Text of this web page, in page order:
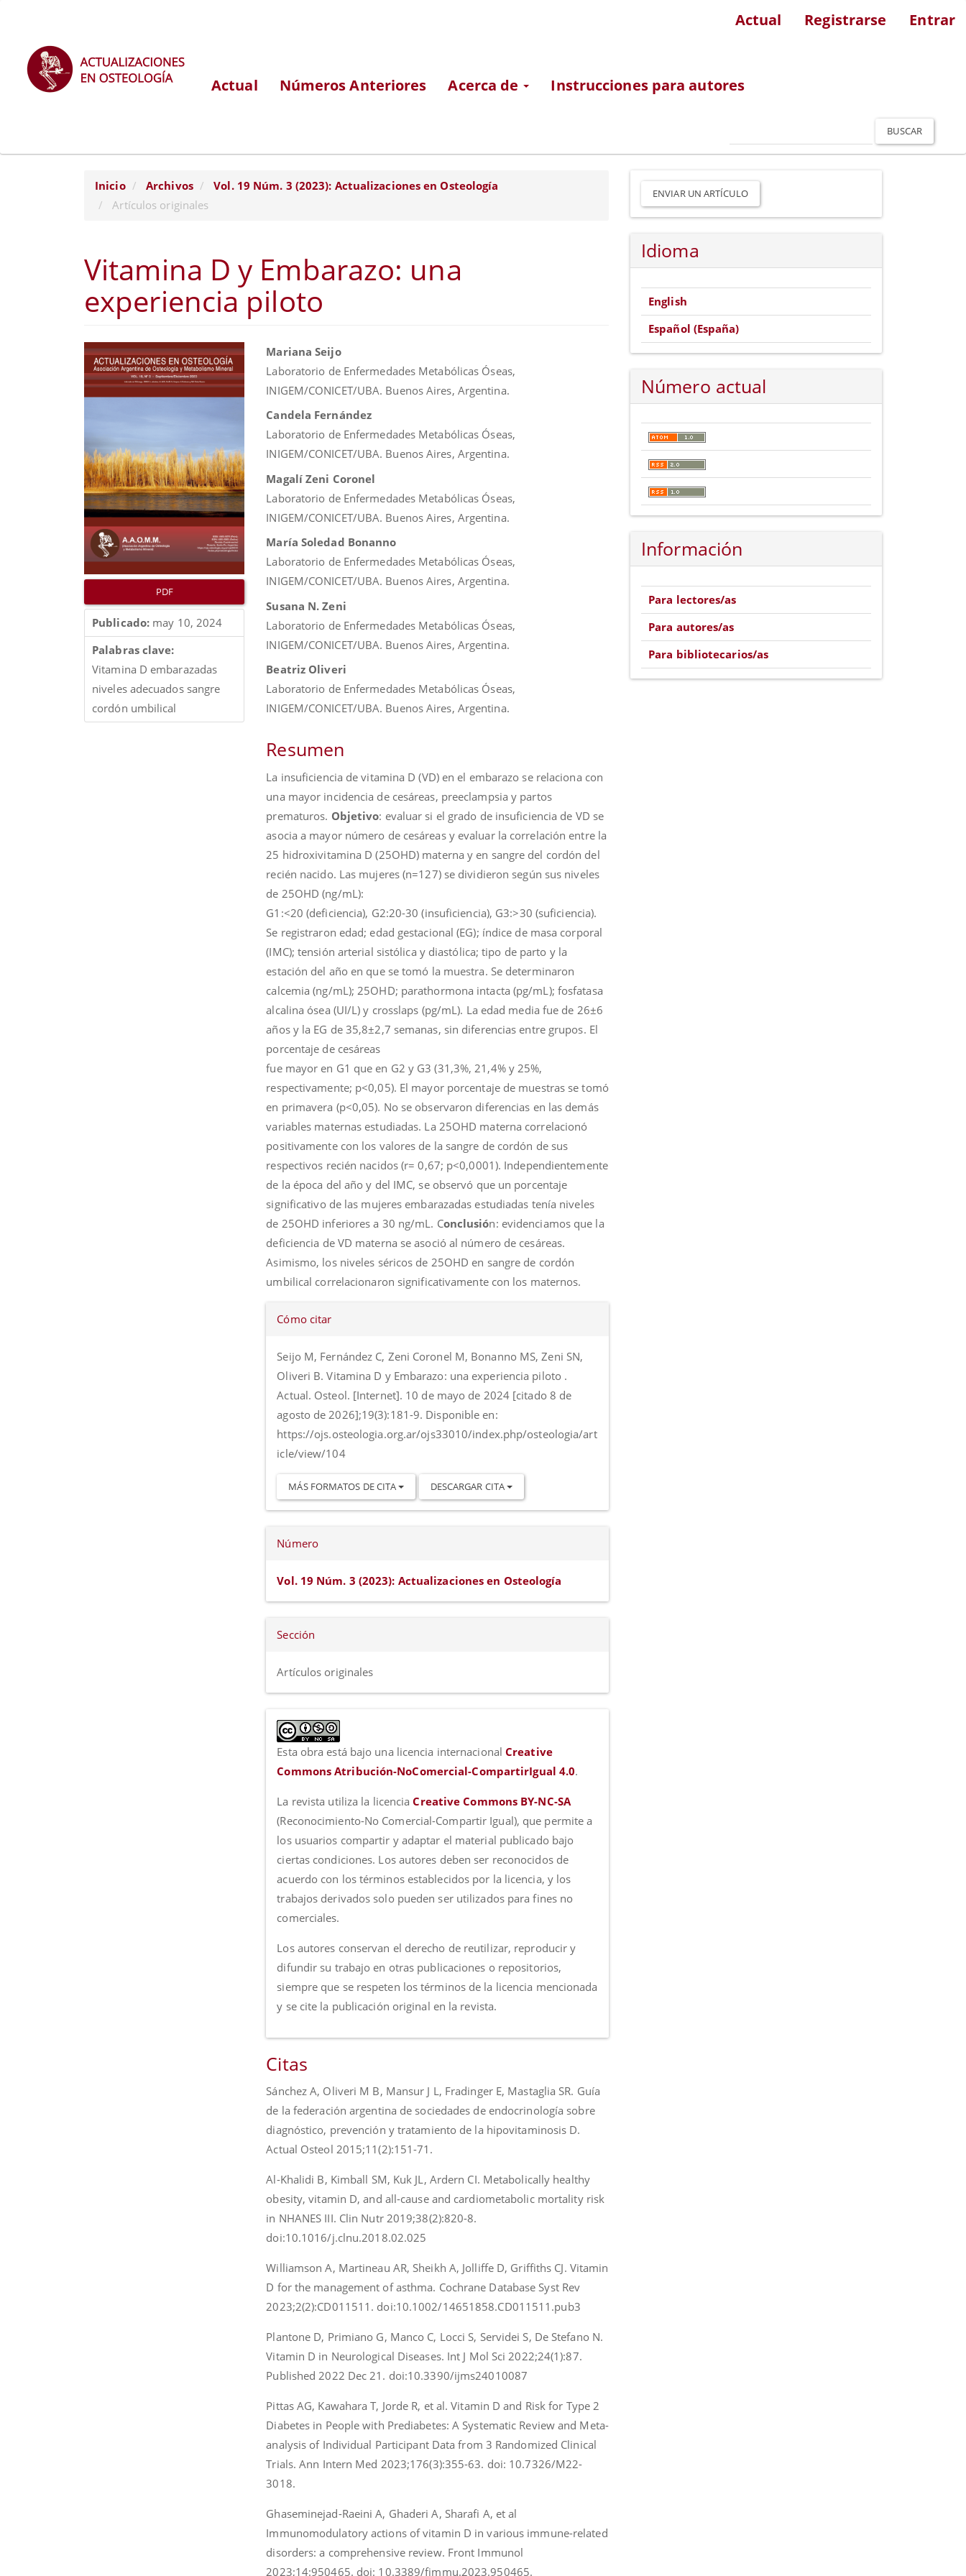
Contenido
principal
Barra
Actual Registrarse Entrar
Actual Números Anteriores Acerca de Instrucciones para autores
BUSCAR
Inicio Archivos
Vol. 19 Núm. 3 (2023): Actualizaciones en Osteología
Artículos originales
Vitamina D y Embarazo: una
experiencia piloto
Barra
lateral
del
PDF
Publicado: may 10, 2024
Palabras clave:
Vitamina D embarazadas
niveles adecuados sangre
cordón umbilical
Contenido
principal
del
artículo
Mariana Seijo
Laboratorio de Enfermedades Metabólicas Óseas,
INIGEM/CONICET/UBA. Buenos Aires, Argentina.
Candela Fernández
Laboratorio de Enfermedades Metabólicas Óseas,
INIGEM/CONICET/UBA. Buenos Aires, Argentina.
Magalí Zeni Coronel
Laboratorio de Enfermedades Metabólicas Óseas,
INIGEM/CONICET/UBA. Buenos Aires, Argentina.
María Soledad Bonanno
Laboratorio de Enfermedades Metabólicas Óseas,
INIGEM/CONICET/UBA. Buenos Aires, Argentina.
Susana N. Zeni
Laboratorio de Enfermedades Metabólicas Óseas,
INIGEM/CONICET/UBA. Buenos Aires, Argentina.
Beatriz Oliveri
Laboratorio de Enfermedades Metabólicas Óseas,
INIGEM/CONICET/UBA. Buenos Aires, Argentina.
Resumen
La insuficiencia de vitamina D (VD) en el embarazo se relaciona con
una mayor incidencia de cesáreas, preeclampsia y partos
prematuros. Objetivo: evaluar si el grado de insuficiencia de VD se
asocia a mayor número de cesáreas y evaluar la correlación entre la
25 hidroxivitamina D (25OHD) materna y en sangre del cordón del
recién nacido. Las mujeres (n=127) se dividieron según sus niveles
de 25OHD (ng/mL):
G1:<20 (deficiencia), G2:20-30 (insuficiencia), G3:>30 (suficiencia).
Se registraron edad; edad gestacional (EG); índice de masa corporal
(IMC); tensión arterial sistólica y diastólica; tipo de parto y la
estación del año en que se tomó la muestra. Se determinaron
calcemia (ng/mL); 25OHD; parathormona intacta (pg/mL); fosfatasa
alcalina ósea (UI/L) y crosslaps (pg/mL). La edad media fue de 26±6
años y la EG de 35,8±2,7 semanas, sin diferencias entre grupos. El
porcentaje de cesáreas
fue mayor en G1 que en G2 y G3 (31,3%, 21,4% y 25%,
respectivamente; p<0,05). El mayor porcentaje de muestras se tomó
en primavera (p<0,05). No se observaron diferencias en las demás
variables maternas estudiadas. La 25OHD materna correlacionó
positivamente con los valores de la sangre de cordón de sus
respectivos recién nacidos (r= 0,67; p<0,0001). Independientemente
de la época del año y del IMC, se observó que un porcentaje
significativo de las mujeres embarazadas estudiadas tenía niveles
de 25OHD inferiores a 30 ng/mL. Conclusión: evidenciamos que la
deficiencia de VD materna se asoció al número de cesáreas.
Asimismo, los niveles séricos de 25OHD en sangre de cordón
umbilical correlacionaron significativamente con los maternos.
Detalles
del
artículo
Cómo citar
Seijo M, Fernández C, Zeni Coronel M, Bonanno MS, Zeni SN,
Oliveri B. Vitamina D y Embarazo: una experiencia piloto .
Actual. Osteol. [Internet]. 10 de mayo de 2024 [citado 8 de
agosto de 2026];19(3):181-9. Disponible en:
https://ojs.osteologia.org.ar/ojs33010/index.php/osteologia/art
icle/view/104
MÁS FORMATOS DE CITA DESCARGAR CITA
Número
Vol. 19 Núm. 3 (2023): Actualizaciones en Osteología
Sección
Artículos originales
Esta obra está bajo una licencia internacionalCreative
Commons Atribución-NoComercial-CompartirIgual 4.0.
La revista utiliza la licenciaCreative Commons BY-NC-SA
(Reconocimiento-No Comercial-Compartir Igual), que permite a
los usuarios compartir y adaptar el material publicado bajo
ciertas condiciones. Los autores deben ser reconocidos de
acuerdo con los términos establecidos por la licencia, y los
trabajos derivados solo pueden ser utilizados para fines no
comerciales.
Los autores conservan el derecho de reutilizar, reproducir y
difundir su trabajo en otras publicaciones o repositorios,
siempre que se respeten los términos de la licencia mencionada
y se cite la publicación original en la revista.
Citas
Sánchez A, Oliveri M B, Mansur J L, Fradinger E, Mastaglia SR. Guía
de la federación argentina de sociedades de endocrinología sobre
diagnóstico, prevención y tratamiento de la hipovitaminosis D.
Actual Osteol 2015;11(2):151-71.
Al-Khalidi B, Kimball SM, Kuk JL, Ardern CI. Metabolically healthy
obesity, vitamin D, and all-cause and cardiometabolic mortality risk
in NHANES III. Clin Nutr 2019;38(2):820-8.
doi:10.1016/j.clnu.2018.02.025
Williamson A, Martineau AR, Sheikh A, Jolliffe D, Griffiths CJ. Vitamin
D for the management of asthma. Cochrane Database Syst Rev
2023;2(2):CD011511. doi:10.1002/14651858.CD011511.pub3
Plantone D, Primiano G, Manco C, Locci S, Servidei S, De Stefano N.
Vitamin D in Neurological Diseases. Int J Mol Sci 2022;24(1):87.
Published 2022 Dec 21. doi:10.3390/ijms24010087
Pittas AG, Kawahara T, Jorde R, et al. Vitamin D and Risk for Type 2
Diabetes in People with Prediabetes: A Systematic Review and Meta-
analysis of Individual Participant Data from 3 Randomized Clinical
Trials. Ann Intern Med 2023;176(3):355-63. doi: 10.7326/M22-
3018.
Ghaseminejad-Raeini A, Ghaderi A, Sharafi A, et al
Immunomodulatory actions of vitamin D in various immune-related
disorders: a comprehensive review. Front Immunol
2023;14:950465. doi: 10.3389/fimmu.2023.950465.
Enviar
artículo
ENVIAR UN ARTÍCULO
Idioma
English
Español (España)
Número actual
Información
Para lectores/as
Para autores/as
Para bibliotecarios/as